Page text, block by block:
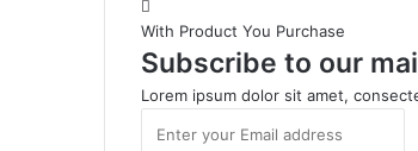
With Product You Purchase
Subscribe to our
Lorem ipsum dolor sit amet,
your